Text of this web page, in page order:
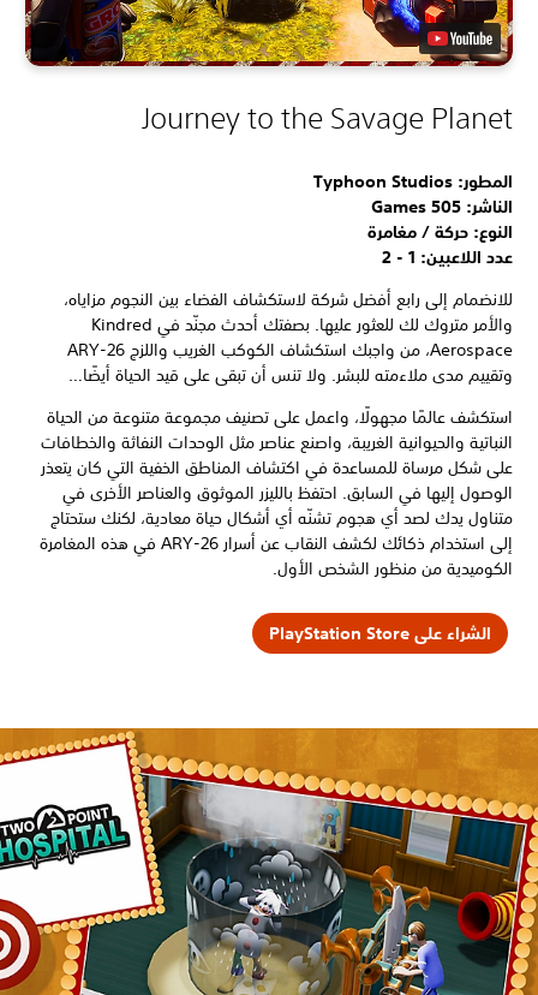
Journey to the Savage Planet
المطور: Typhoon Studios
الناشر: 505 Games
النوع: حركة / مغامرة
عدد اللاعبين: 1 - 2
للانضمام إلى رابع أفضل شركة لاستكشاف الفضاء بين النجوم مزاياه،
والأمر متروك لك للعثور عليها. بصفتك أحدث مجنّد في Kindred
Aerospace، من واجبك استكشاف الكوكب الغريب واللزج ARY-26
وتقييم مدى ملاءمته للبشر. ولا تنس أن تبقى على قيد الحياة أيضًا…
استكشف عالمًا مجهولًا، واعمل على تصنيف مجموعة متنوعة من الحياة
النباتية والحيوانية الغريبة، واصنع عناصر مثل الوحدات النفاثة والخطافات
على شكل مرساة للمساعدة في اكتشاف المناطق الخفية التي كان يتعذر
الوصول إليها في السابق. احتفظ بالليزر الموثوق والعناصر الأخرى في
متناول يدك لصد أي هجوم تشنّه أي أشكال حياة معادية، لكنك ستحتاج
إلى استخدام ذكائك لكشف النقاب عن أسرار ARY-26 في هذه المغامرة
الكوميدية من منظور الشخص الأول.
الشراء على PlayStation Store